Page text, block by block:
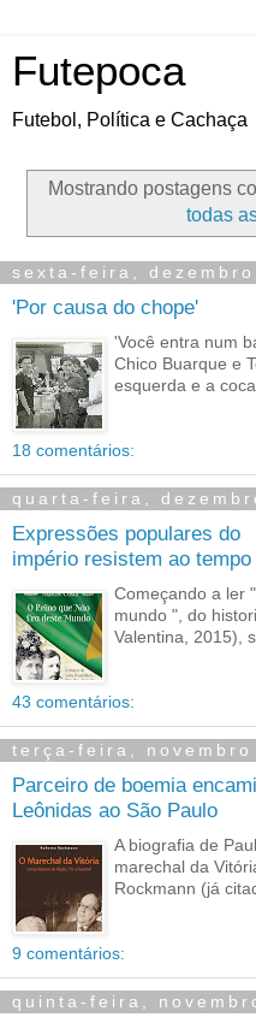
Futepoca
Futebol, Política e Cachaça
Mostrando postagens
todas
sexta-feira, dezembro
'Por causa do chope'
'Você entra num
Chico Buarque e
esquerda e a
18 comentários:
quarta-feira,
Expressões populares do
império resistem ao tempo
Começando a ler
mundo ", do
Valentina, 2015),
43 comentários:
terça-feira, novembro
Parceiro de boemia
Leônidas ao São Paulo
A biografia de
marechal da
Rockmann (já
9 comentários:
quinta-feira,